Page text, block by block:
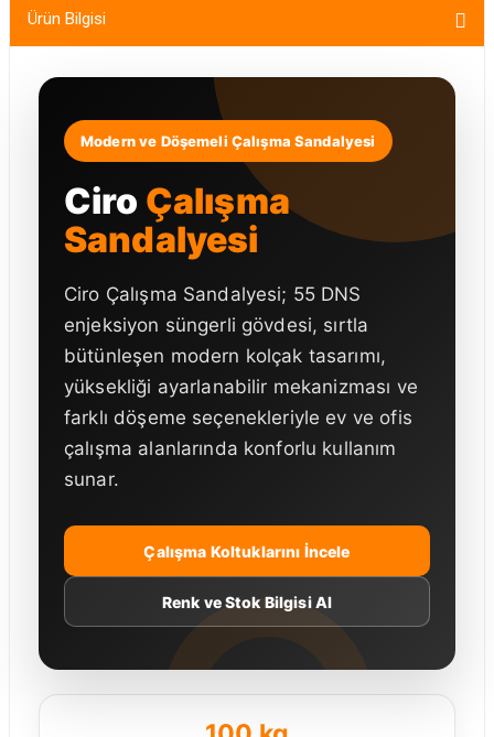
Ürün Bilgisi
Modern ve Döşemeli Çalışma Sandalyesi
Ciro Çalışma
Sandalyesi
Ciro Çalışma Sandalyesi; 55 DNS
enjeksiyon süngerli gövdesi, sırtla
bütünleşen modern kolçak tasarımı,
yüksekliği ayarlanabilir mekanizması ve
farklı döşeme seçenekleriyle ev ve ofis
çalışma alanlarında konforlu kullanım
sunar.
Çalışma Koltuklarını İncele
Renk ve Stok Bilgisi Al